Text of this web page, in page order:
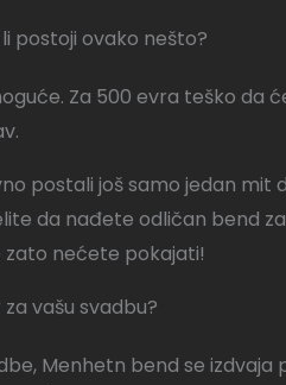
postoji ovako nešto?
Za 500 evra teško
postali još samo jedan
da nađete odličan bend
zato nećete pokajati!
vašu svadbu?
Menhetn bend se